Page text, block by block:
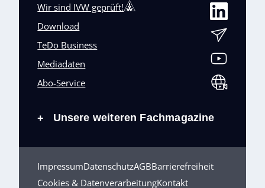
Wir sind IVW geprüft!
Download
TeDo Business
Mediadaten
Abo-Service
+ Unsere weiteren Fachmagazine
ImpressumDatenschutzAGBBarrierefreiheit
Cookies & DatenverarbeitungKontakt